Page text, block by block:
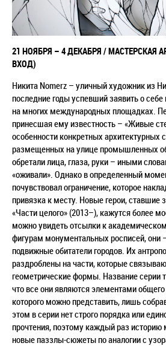
21 НОЯБРЯ – 4 ДЕКАБРЯ / МАСТЕРСКАЯ
ВХОД)
Никита Nomerz – уличный художник из
последние годы успевший заявить о себе
на многих международных площадках.
принесшая ему известность – «Живые
особенности конкретных архитектурных
размещенных на улице промышленных
обретали лица, глаза, руки – иными
«оживали». Однако в определенный
почувствовал ограничение, которое
привязка к месту. Новые герои, ставшие
«Части целого» (2013–), кажутся более
можно увидеть отсылки к
фигурам монументальных росписей, они
подвижные обитатели городов. Их
раздроблены на части, которые
геометрические формы. Название серии
что все они являются элементами
которого можно представить, лишь
этом в серии нет строго порядка или
прочтения, поэтому каждый раз
новые паззлы-сюжеты по аналогии с